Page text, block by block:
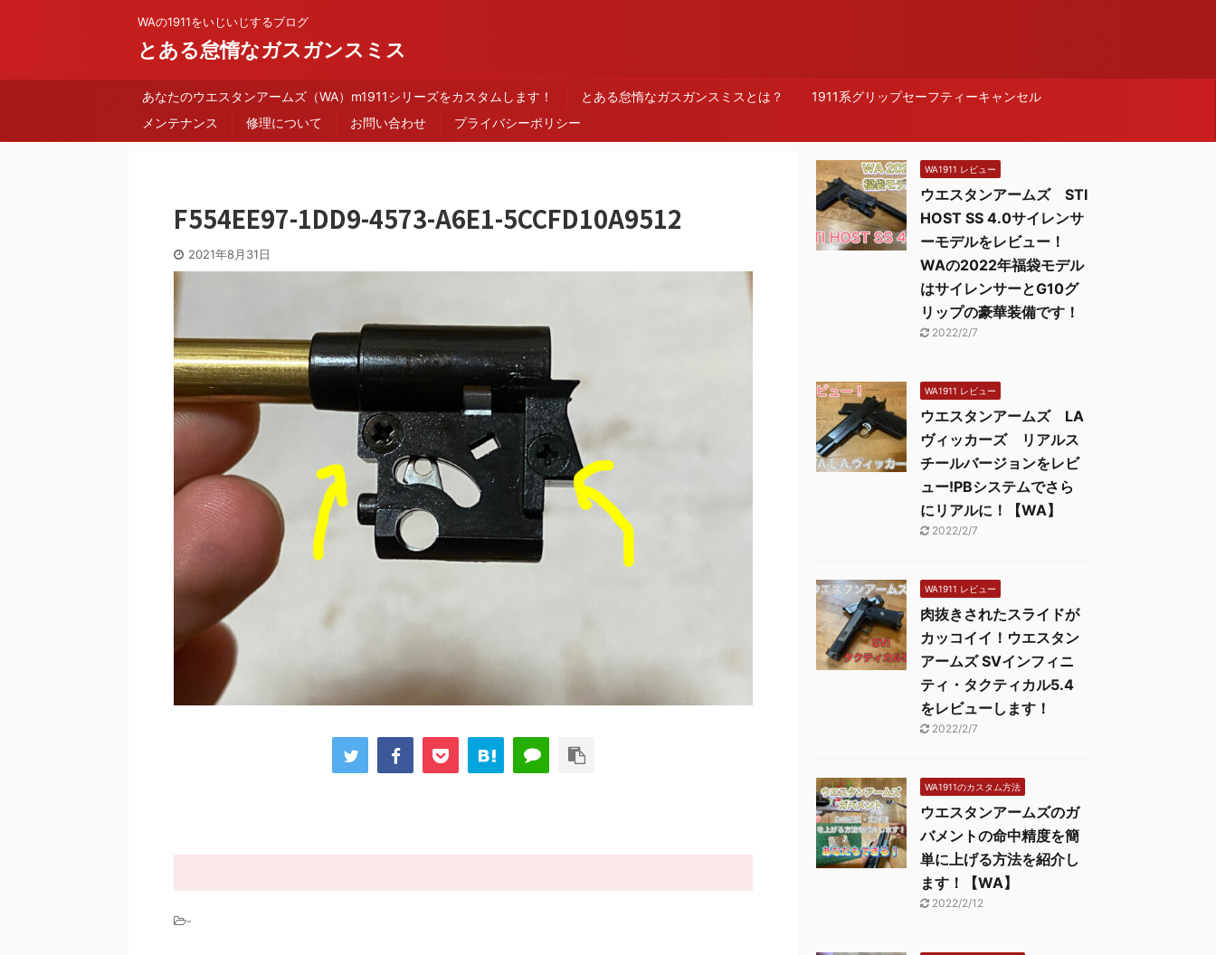
WAの1911をいじいじするブログ
とある怠惰なガスガンスミス
あなたのウエスタンアームズ（WA）m1911シリーズをカスタムします！ とある怠惰なガスガンスミスとは？
1911系グリップセーフティーキャンセル
メンテナンス
修理について お問い合わせ プライバシーポリシー
F554EE97-1DD9-4573-A6E1-5CCFD10A9512
2021年8月31日
-
WA1911 レビュー
ウエスタンアームズ STI
HOST SS 4.0サイレンサ
ーモデルをレビュー！
WAの2022年福袋モデル
はサイレンサーとG10グ
リップの豪華装備です！
2022/2/7
WA1911 レビュー
ウエスタンアームズ LA
ヴィッカーズ リアルス
チールバージョンをレビ
ュー!PBシステムでさら
にリアルに！【WA】
2022/2/7
WA1911 レビュー
肉抜きされたスライドが
カッコイイ！ウエスタン
アームズ SVインフィニ
ティ・タクティカル5.4
をレビューします！
2022/2/7
WA1911のカスタム方法
ウエスタンアームズのガ
バメントの命中精度を簡
単に上げる方法を紹介し
ます！【WA】
2022/2/12